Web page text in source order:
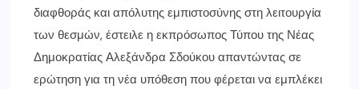
διαφθοράς και απόλυτης εμπιστοσύνης στη λειτουργία
των θεσμών, έστειλε η εκπρόσωπος Τύπου της Νέας
Δημοκρατίας Αλεξάνδρα Σδούκου απαντώντας σε
ερώτηση για τη νέα υπόθεση που φέρεται να εμπλέκει